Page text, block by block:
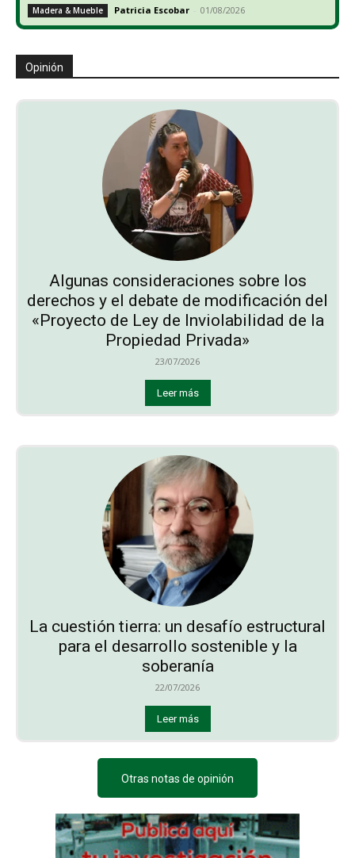
Madera & Mueble Patricia Escobar - 01/08/2026
Opinión
Algunas consideraciones sobre los
derechos y el debate de modificación del
«Proyecto de Ley de Inviolabilidad de la
Propiedad Privada»
23/07/2026
Leer más
La cuestión tierra: un desafío estructural
para el desarrollo sostenible y la
soberanía
22/07/2026
Leer más
Otras notas de opinión